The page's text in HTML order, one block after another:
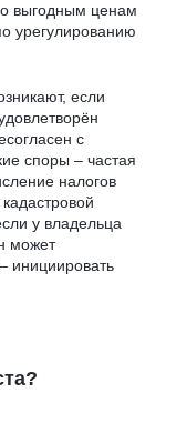
выгодным ценам
урегулированию
если
с
споры – частая
налогов
у владельца
может
инициировать